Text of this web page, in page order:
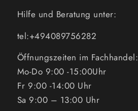
Hilfe und Beratung unter:
tel:+494089756282
Öffnungszeiten im Fachhandel:
Mo-Do 9:00 -15:00Uhr
Fr 9:00 -14:00 Uhr
Sa 9:00 – 13:00 Uhr